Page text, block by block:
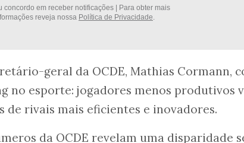
concordo em receber notificações | Para obter mais
reveja nossa Política de Privacidade.
geral da OCDE, Mathias Cormann,
no esporte: jogadores menos produtivos
de rivais mais eficientes e inovadores.
da OCDE revelam uma disparidade